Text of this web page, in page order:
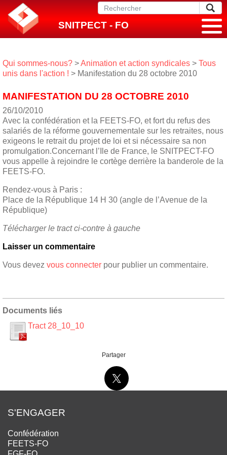
SNITPECT - FO
Qui sommes-nous? >Animation et action syndicales > Tous
unis dans l'action ! > Manifestation du 28 octobre 2010
MANIFESTATION DU 28 OCTOBRE 2010
26/10/2010
Avec la confédération et la FEETS-FO, et fort du refus des
salariés de la réforme gouvernementale sur les retraites, nous
exigeons le retrait du projet de loi et si nécessaire sa non
promulgation.Concernant l’Ile de France, le SNITPECT-FO
vous appelle à rejoindre le cortège derrière la banderole de la
FEETS-FO.
Rendez-vous à Paris :
Place de la République 14 H 30 (angle de l’Avenue de la
République)
Télécharger le tract ci-contre à gauche
Laisser un commentaire
Vous devez vous connecter pour publier un commentaire.
Documents liés
Tract 28_10_10
Partager
S'ENGAGER
Confédération
FEETS-FO